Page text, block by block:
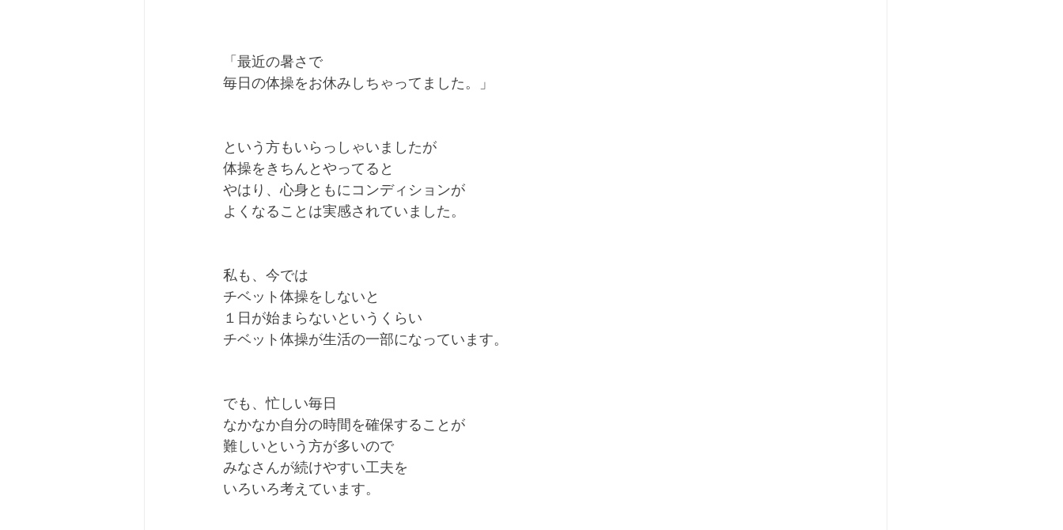
「最近の暑さで
毎日の体操をお休みしちゃってました。」
という方もいらっしゃいましたが
体操をきちんとやってると
やはり、心身ともにコンディションが
よくなることは実感されていました。
私も、今では
チベット体操をしないと
１日が始まらないというくらい
チベット体操が生活の一部になっています。
でも、忙しい毎日
なかなか自分の時間を確保することが
難しいという方が多いので
みなさんが続けやすい工夫を
いろいろ考えています。